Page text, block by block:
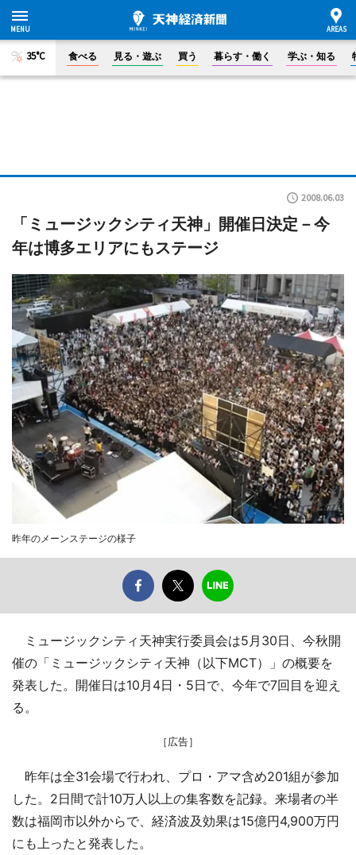
35°C 食べる 見る・遊ぶ 買う 暮らす・働く 学ぶ・知る
2008.06.03
「ミュージックシティ天神」開催日決定－今
年は博多エリアにもステージ
昨年のメーンステージの様子
ミュージックシティ天神実行委員会は5月30日、今秋開
催の「ミュージックシティ天神（以下MCT）」の概要を
発表した。開催日は10月4日・5日で、今年で7回目を迎え
る。
［広告］
昨年は全31会場で行われ、プロ・アマ含め201組が参加
した。2日間で計10万人以上の集客数を記録。来場者の半
数は福岡市以外からで、経済波及効果は15億円4,900万円
にも上ったと発表した。